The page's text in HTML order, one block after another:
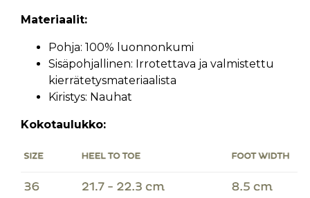
Materiaalit:
Pohja: 100% luonnonkumi
Sisäpohjallinen: Irrotettava ja valmistettu
kierrätetysmateriaalista
Kiristys: Nauhat
Kokotaulukko: